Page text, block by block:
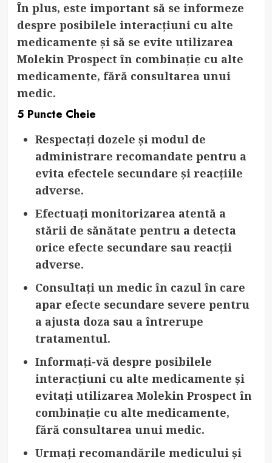
În plus, este important să se informeze
despre posibilele interacțiuni cu alte
medicamente și să se evite utilizarea
Molekin Prospect în combinație cu alte
medicamente, fără consultarea unui
medic.
5 Puncte Cheie
Respectați dozele și modul de
administrare recomandate pentru a
evita efectele secundare și reacțiile
adverse.
Efectuați monitorizarea atentă a
stării de sănătate pentru a detecta
orice efecte secundare sau reacții
adverse.
Consultați un medic în cazul în care
apar efecte secundare severe pentru
a ajusta doza sau a întrerupe
tratamentul.
Informați-vă despre posibilele
interacțiuni cu alte medicamente și
evitați utilizarea Molekin Prospect în
combinație cu alte medicamente,
fără consultarea unui medic.
Urmați recomandările medicului și